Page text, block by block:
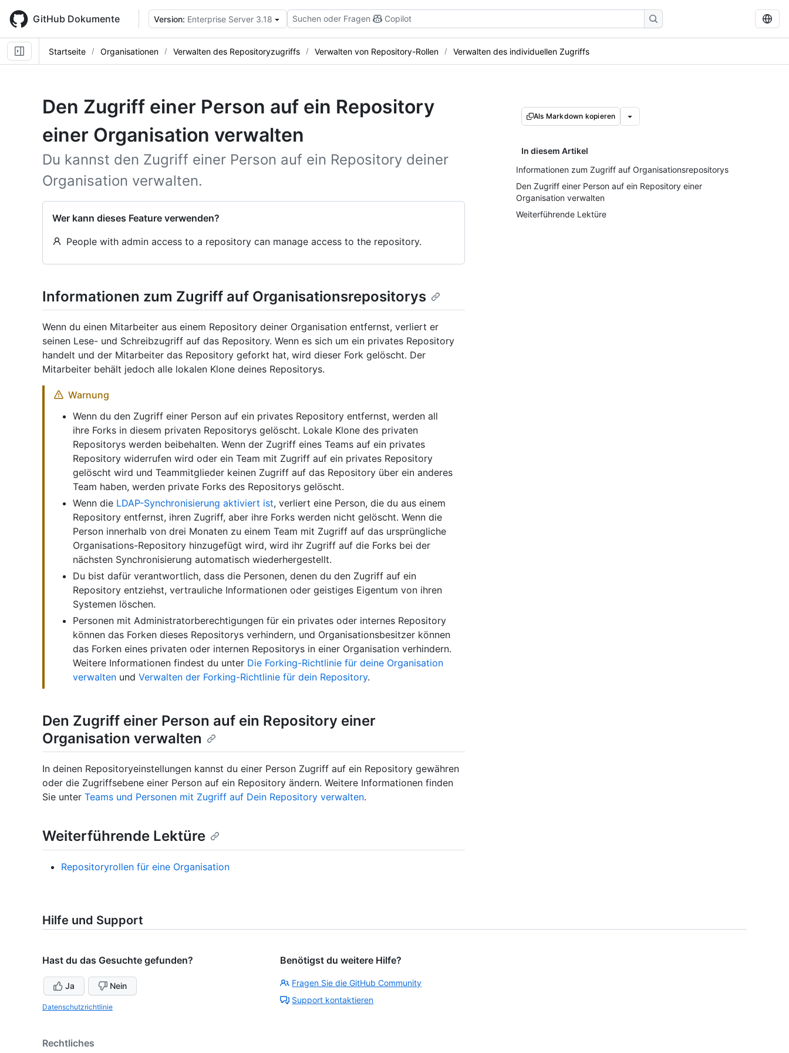
main
content
GitHub Dokumente Version: Enterprise Server 3.18 Suchen oder Fragen Copilot
Startseite Organisationen Verwalten des Repositoryzugriffs Verwalten von Repository-Rollen Verwalten des individuellen Zugriffs
Den Zugriff einer Person auf ein Repository
einer Organisation verwalten
Du kannst den Zugriff einer Person auf ein Repository deiner
Organisation verwalten.
Wer kann dieses Feature verwenden?
People with admin access to a repository can manage access to the repository.
Als Markdown kopieren
In diesem Artikel
Informationen zum Zugriff auf Organisationsrepositorys
Den Zugriff einer Person auf ein Repository einer
Organisation verwalten
Weiterführende Lektüre
Informationen zum Zugriff auf Organisationsrepositorys
Wenn du einen Mitarbeiter aus einem Repository deiner Organisation entfernst, verliert er
seinen Lese- und Schreibzugriff auf das Repository. Wenn es sich um ein privates Repository
handelt und der Mitarbeiter das Repository geforkt hat, wird dieser Fork gelöscht. Der
Mitarbeiter behält jedoch alle lokalen Klone deines Repositorys.
Warnung
Wenn du den Zugriff einer Person auf ein privates Repository entfernst, werden all
ihre Forks in diesem privaten Repositorys gelöscht. Lokale Klone des privaten
Repositorys werden beibehalten. Wenn der Zugriff eines Teams auf ein privates
Repository widerrufen wird oder ein Team mit Zugriff auf ein privates Repository
gelöscht wird und Teammitglieder keinen Zugriff auf das Repository über ein anderes
Team haben, werden private Forks des Repositorys gelöscht.
Wenn die LDAP-Synchronisierung aktiviert ist, verliert eine Person, die du aus einem
Repository entfernst, ihren Zugriff, aber ihre Forks werden nicht gelöscht. Wenn die
Person innerhalb von drei Monaten zu einem Team mit Zugriff auf das ursprüngliche
Organisations-Repository hinzugefügt wird, wird ihr Zugriff auf die Forks bei der
nächsten Synchronisierung automatisch wiederhergestellt.
Du bist dafür verantwortlich, dass die Personen, denen du den Zugriff auf ein
Repository entziehst, vertrauliche Informationen oder geistiges Eigentum von ihren
Systemen löschen.
Personen mit Administratorberechtigungen für ein privates oder internes Repository
können das Forken dieses Repositorys verhindern, und Organisationsbesitzer können
das Forken eines privaten oder internen Repositorys in einer Organisation verhindern.
Weitere Informationen findest du unter Die Forking-Richtlinie für deine Organisation
verwalten und Verwalten der Forking-Richtlinie für dein Repository.
Den Zugriff einer Person auf ein Repository einer
Organisation verwalten
In deinen Repositoryeinstellungen kannst du einer Person Zugriff auf ein Repository gewähren
oder die Zugriffsebene einer Person auf ein Repository ändern. Weitere Informationen finden
Sie unter Teams und Personen mit Zugriff auf Dein Repository verwalten.
Weiterführende Lektüre
Repositoryrollen für eine Organisation
Hilfe und Support
Hast du das Gesuchte gefunden?
Ja Nein
Datenschutzrichtlinie
Benötigst du weitere Hilfe?
Fragen Sie die GitHub Community
Support kontaktieren
Rechtliches